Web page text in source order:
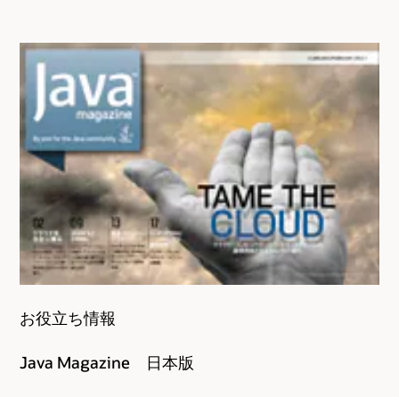
お役立ち情報
Java Magazine 日本版